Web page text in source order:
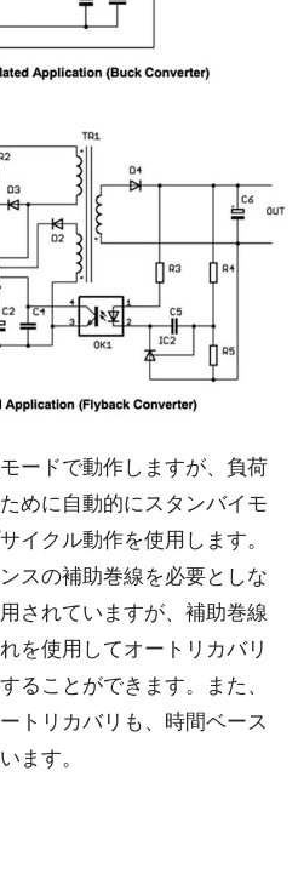
ードで動作しますが、負荷
めに自動的にスタンバイモ
イクル動作を使用します。
スの補助巻線を必要としな
されていますが、補助巻線
を使用してオートリカバリ
ることができます。また、
トリカバリも、時間ベース
ます。